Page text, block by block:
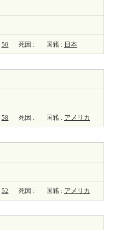
50 死因 : 国籍 : 日本
58 死因 : 国籍 : アメリカ
52 死因 : 国籍 : アメリカ